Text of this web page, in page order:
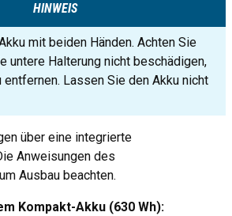
HINWEIS
mit beiden Händen. Achten Sie
untere Halterung nicht beschädigen,
entfernen. Lassen Sie den Akku nicht
über eine integrierte
Anweisungen des
Ausbau beachten.
Kompakt-Akku (630 Wh):